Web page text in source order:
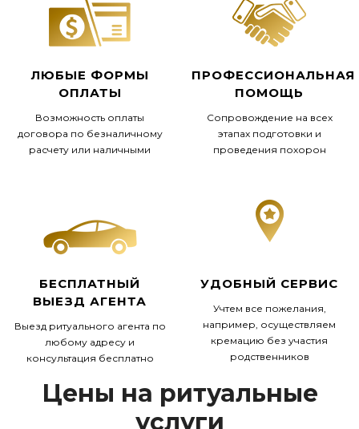
ЛЮБЫЕ ФОРМЫ
ОПЛАТЫ
Возможность оплаты
договора по безналичному
расчету или наличными
ПРОФЕССИОНАЛЬНАЯ
ПОМОЩЬ
Сопровождение на всех
этапах подготовки и
проведения похорон
БЕСПЛАТНЫЙ
ВЫЕЗД АГЕНТА
Выезд ритуального агента по
любому адресу и
консультация бесплатно
УДОБНЫЙ СЕРВИС
Учтем все пожелания,
например, осуществляем
кремацию без участия
родственников
Цены на ритуальные
услуги